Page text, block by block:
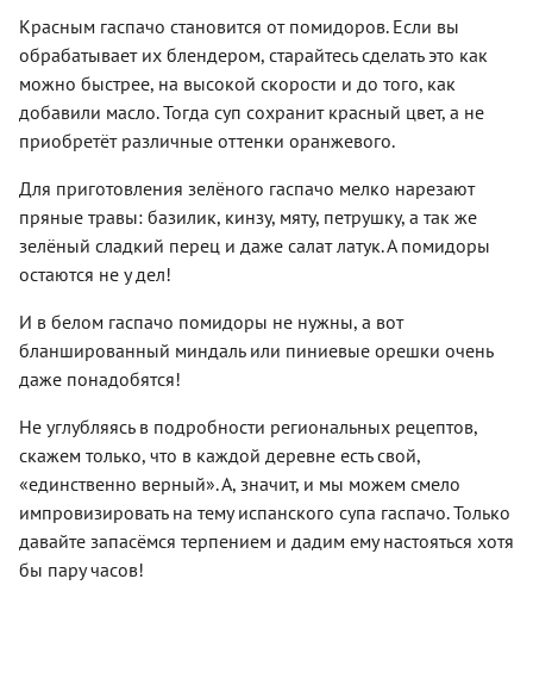
– тех
сортов,
которые
виде
сохраняют
зеленый
Пытливым
садоводам
давно
говорящие
названия:
«малахитовая
«ирландский
ликер»,
«зеленая
сластена»,
«мускусная
зебра»,
«янтарная
комната»
надо
будет с
ним чуть
повозиться:
хорошенько
пропустить
сито. Так
заодно
избавитесь
Остроту
зеленого
гаспачо
регулировать
по
своему
желанию.
Для
неженок
и детей
зеленых
овощей и
пряных
трав.
Красным гаспачо становится от помидоров. Если вы
обрабатывает их блендером, старайтесь сделать это как
можно быстрее, на высокой скорости и до того, как
добавили масло. Тогда суп сохранит красный цвет, а не
приобретёт различные оттенки оранжевого.
Для приготовления зелёного гаспачо мелко нарезают
пряные травы: базилик, кинзу, мяту, петрушку, а так же
зелёный сладкий перец и даже салат латук. А помидоры
остаются не у дел!
И в белом гаспачо помидоры не нужны, а вот
бланшированный миндаль или пиниевые орешки очень
даже понадобятся!
Не углубляясь в подробности региональных рецептов,
скажем только, что в каждой деревне есть свой,
«единственно верный». А, значит, и мы можем смело
импровизировать на тему испанского супа гаспачо. Только
давайте запасёмся терпением и дадим ему настояться хотя
бы пару часов!